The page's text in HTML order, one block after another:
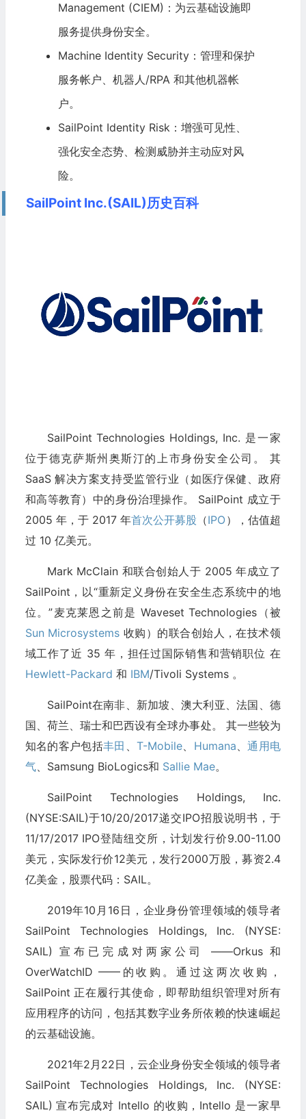
Management (CIEM)：为云基础设施即
服务提供身份安全。
Machine Identity Security：管理和保护
服务帐户、机器人/RPA 和其他机器帐
户。
SailPoint Identity Risk：增强可见性、
强化安全态势、检测威胁并主动应对风
险。
SailPoint Inc.(SAIL)历史百科
SailPoint Technologies Holdings, Inc. 是一家
位于德克萨斯州奥斯汀的上市身份安全公司。 其
SaaS 解决方案支持受监管行业（如医疗保健、政府
和高等教育）中的身份治理操作。 SailPoint 成立于
2005 年，于 2017 年首次公开募股 （IPO），估值超
过 10 亿美元。
Mark McClain 和联合创始人于 2005 年成立了
SailPoint，以“重新定义身份在安全生态系统中的地
位。”麦克莱恩之前是 Waveset Technologies（被
Sun Microsystems 收购）的联合创始人，在技术领
域工作了近 35 年，担任过国际销售和营销职位 在
Hewlett-Packard 和 IBM/Tivoli Systems 。
SailPoint在南非、新加坡、澳大利亚、法国、德
国、荷兰、瑞士和巴西设有全球办事处。 其一些较为
知名的客户包括丰田 T-Mobile、 Humana 、通用电
气、Samsung BioLogics和 Sallie Mae。
SailPoint Technologies Holdings, Inc.
(NYSE:SAIL)于10/20/2017递交IPO招股说明书，于
11/17/2017 IPO登陆纽交所，计划发行价9.00-11.00
美元，实际发行价12美元，发行2000万股，募资2.4
亿美金，股票代码：SAIL。
2019年10月16日，企业身份管理领域的领导者
SailPoint Technologies Holdings, Inc. (NYSE:
SAIL) 宣布已完成对两家公司 ——Orkus 和
OverWatchID ——的收购。通过这两次收购，
SailPoint 正在履行其使命，即帮助组织管理对所有
应用程序的访问，包括其数字业务所依赖的快速崛起
的云基础设施。
2021年2月22日，云企业身份安全领域的领导者
SailPoint Technologies Holdings, Inc. (NYSE:
SAIL) 宣布完成对 Intello 的收购，Intello 是一家早